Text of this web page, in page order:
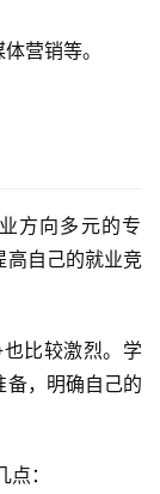
营销等。
高自己的就业竞
备，明确自己的
：